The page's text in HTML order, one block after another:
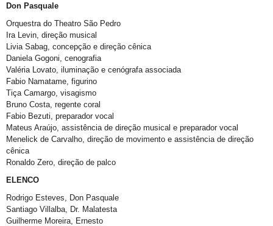
Don Pasquale
Orquestra do Theatro São Pedro
Ira Levin, direção musical
Livia Sabag, concepção e direção cênica
Daniela Gogoni, cenografia
Valéria Lovato, iluminação e cenógrafa associada
Fabio Namatame, figurino
Tiça Camargo, visagismo
Bruno Costa, regente coral
Fabio Bezuti, preparador vocal
Mateus Araújo, assistência de direção musical e preparador vocal
Menelick de Carvalho, direção de movimento e assistência de direção
cênica
Ronaldo Zero, direção de palco
ELENCO
Rodrigo Esteves, Don Pasquale
Santiago Villalba, Dr. Malatesta
Guilherme Moreira, Ernesto